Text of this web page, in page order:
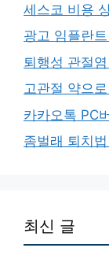
세스코 비용
광고 임플란
퇴행성 관절
고관절 약으
카카오톡 PC
좀벌래 퇴치
최신 글